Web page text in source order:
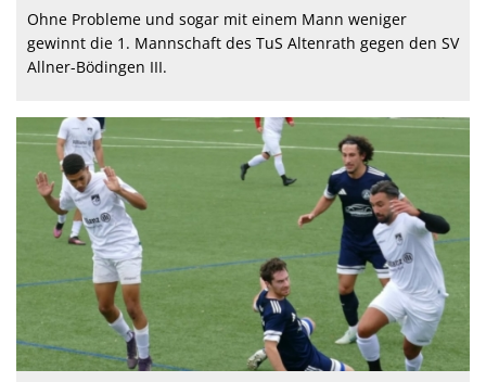
Ohne Probleme und sogar mit einem Mann weniger
gewinnt die 1. Mannschaft des TuS Altenrath gegen den SV
Allner-Bödingen III.